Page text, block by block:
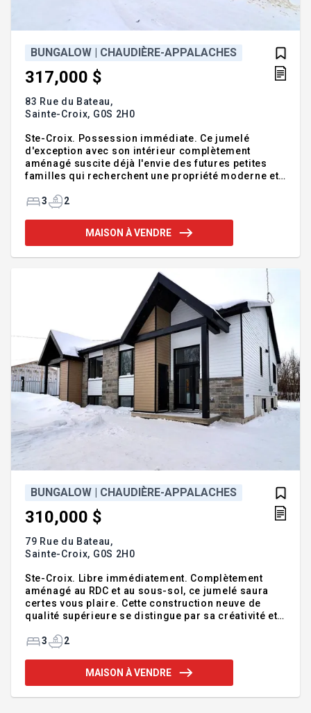
BUNGALOW | CHAUDIÈRE-APPALACHES
317,000 $
83 Rue du Bateau,
Sainte-Croix, G0S 2H0
Ste-Croix. Possession immédiate. Ce jumelé
d'exception avec son intérieur complètement
aménagé suscite déjà l'envie des futures petites
familles qui recherchent une propriété moderne et
construction neuve de qualité supérieure vous
chaussée se distingue par ses beaux espaces
lumineux, sa cuisine moderne et son walk-in garde-
salle familiale, 2 cc, salle de bains complète, salle
de lavage. Venez voir ce j
3 2
MAISON À VENDRE
BUNGALOW | CHAUDIÈRE-APPALACHES
310,000 $
79 Rue du Bateau,
Sainte-Croix, G0S 2H0
Ste-Croix. Libre immédiatement. Complètement
aménagé au RDC et au sous-sol, ce jumelé saura
certes vous plaire. Cette construction neuve de
qualité supérieure se distingue par sa créativité et
calme à proximité du fleuve, cette maison vous
espaces lumineux, cette propriété unique vous
propose une cuisine moderne avec walk-in garde-
3 2
MAISON À VENDRE